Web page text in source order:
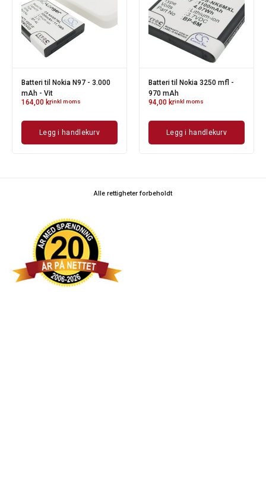
Batteri til Nokia N97 - 3.000
mAh - Vit
164,00 krinkl moms
Legg i handlekurv
Batteri til Nokia 3250 mfl -
970 mAh
94,00 krinkl moms
Legg i handlekurv
Alle rettigheter forbeholdt